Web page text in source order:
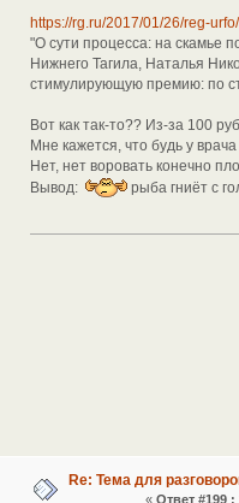
https://rg.ru/2017/01/26/reg-
"О сути процесса: на скамье
Нижнего Тагила, Наталья
стимулирующую премию: по
Вот как так-то?? Из-за 100
Мне кажется, что будь у
Нет, нет воровать конечно
Вывод:
рыба гниёт с
Re: Тема для
« Ответ #199 :